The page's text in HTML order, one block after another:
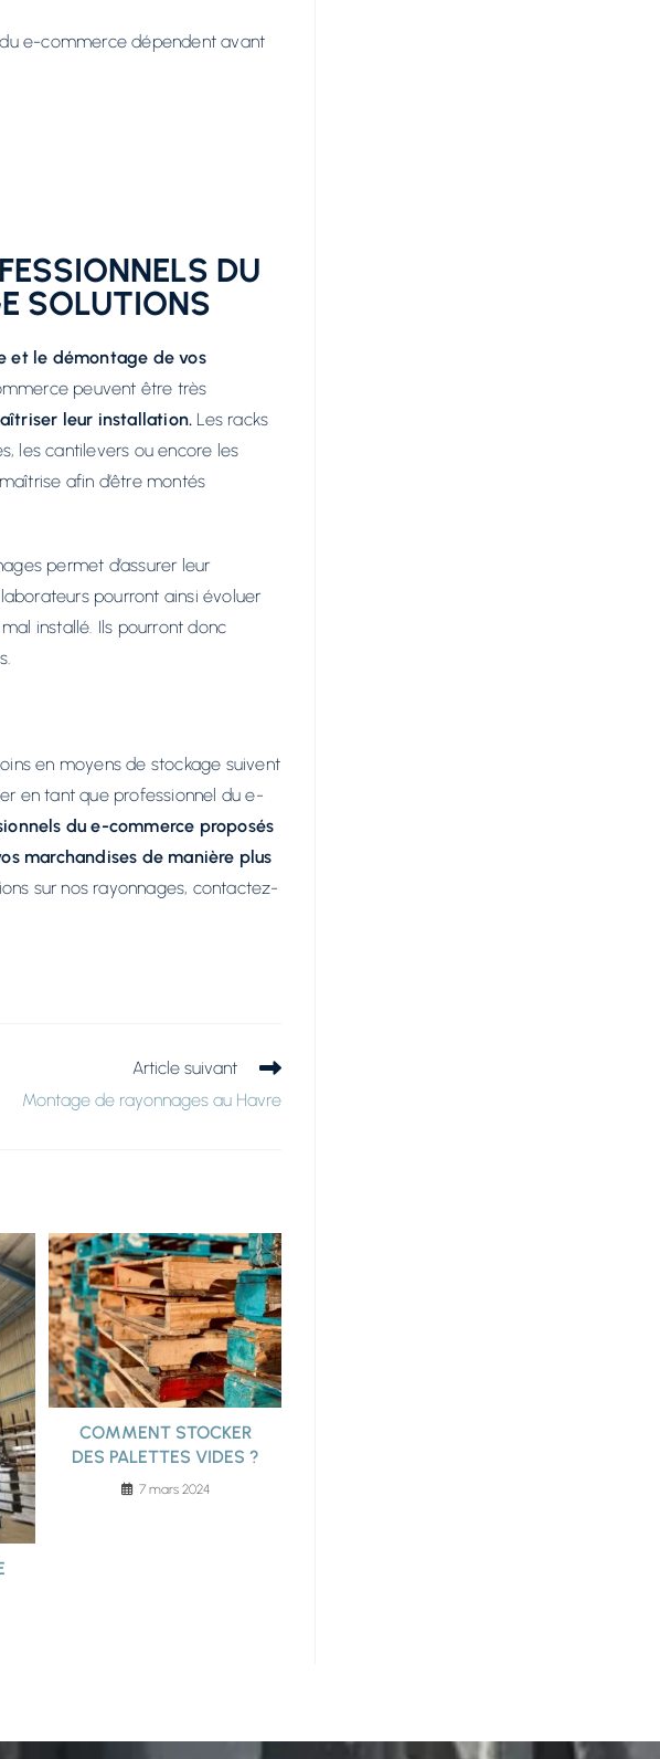
du e-commerce dépendent avant
DU
SOLUTIONS
et le démontage de vos
peuvent être très
leur installation. Les racks
les cantilevers ou encore les
afin d’être montés
permet d’assurer leur
pourront ainsi évoluer
installé. Ils pourront donc
en moyens de stockage suivent
en tant que professionnel du e-
du e-commerce proposés
marchandises de manière plus
sur nos rayonnages, contactez-
Article suivant
Montage de rayonnages au Havre
COMMENT STOCKER
DES PALETTES VIDES ?
7 mars 2024